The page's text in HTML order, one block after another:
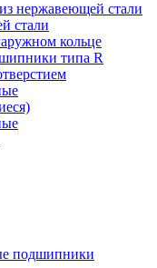
нержавеющей стали
стали
кольце
типа R
подшипники